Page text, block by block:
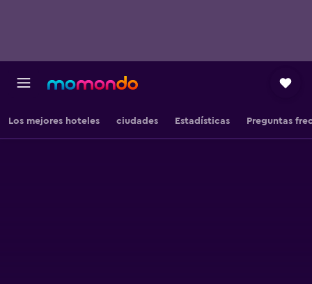
Los mejores hoteles ciudades Estadísticas Preguntas